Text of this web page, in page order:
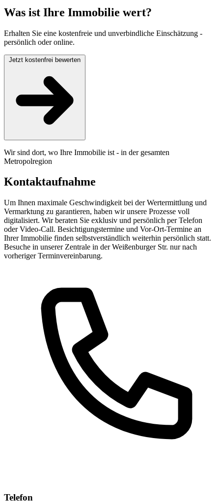
Was ist Ihre Immobilie wert?
Erhalten Sie eine kostenfreie und unverbindliche Einschätzung -
persönlich oder online.
Wir sind dort, wo Ihre Immobilie ist - in der gesamten
Metropolregion
Kontaktaufnahme
Um Ihnen maximale Geschwindigkeit bei der Wertermittlung und
Vermarktung zu garantieren, haben wir unsere Prozesse voll
digitalisiert. Wir beraten Sie exklusiv und persönlich per Telefon
oder Video-Call. Besichtigungstermine und Vor-Ort-Termine an
Ihrer Immobilie finden selbstverständlich weiterhin persönlich statt.
Besuche in unserer Zentrale in der Weißenburger Str. nur nach
vorheriger Terminvereinbarung.
Telefon